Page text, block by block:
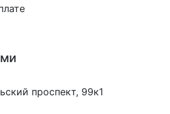
проспект, 99к1